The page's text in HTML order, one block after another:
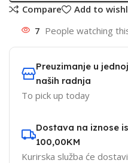
Compare
Add to
7 People watching
Preuzimanje u
naših radnja
To pick up today
Dostava na iznose
100,00KM
Kurirska služba će